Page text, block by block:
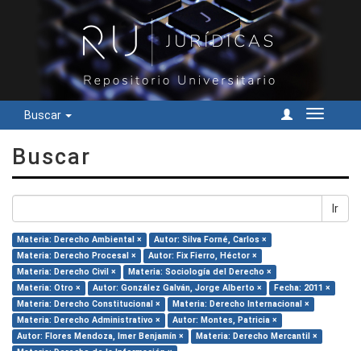
Buscar
Cambiar
Buscar
Ir
Materia: Derecho Ambiental ×
Autor: Silva Forné, Carlos ×
Materia: Derecho Procesal ×
Autor: Fix Fierro, Héctor ×
Materia: Derecho Civil ×
Materia: Sociología del Derecho ×
Materia: Otro ×
Autor: González Galván, Jorge Alberto ×
Fecha: 2011 ×
Materia: Derecho Constitucional ×
Materia: Derecho Internacional ×
Materia: Derecho Administrativo ×
Autor: Montes, Patricia ×
Autor: Flores Mendoza, Imer Benjamín ×
Materia: Derecho Mercantil ×